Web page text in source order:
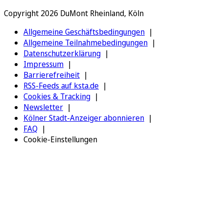
Copyright 2026 DuMont Rheinland, Köln
Allgemeine Geschäftsbedingungen
Allgemeine Teilnahmebedingungen
Datenschutzerklärung
Impressum
Barrierefreiheit
RSS-Feeds auf ksta.de
Cookies & Tracking
Newsletter
Kölner Stadt-Anzeiger abonnieren
FAQ
Cookie-Einstellungen